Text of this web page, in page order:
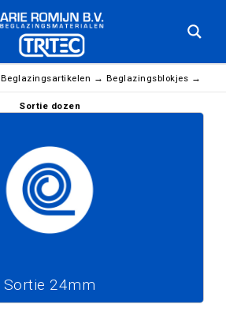
Beglazingsartikelen → Beglazingsblokjes →
Sortie dozen
Sortie 24mm